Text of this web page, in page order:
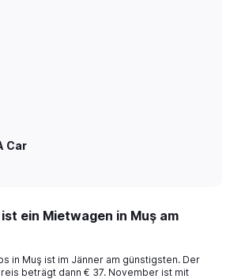
Car
ein Mietwagen in Muş am
in Muş ist im Jänner am günstigsten. Der
beträgt dann € 37. November ist mit